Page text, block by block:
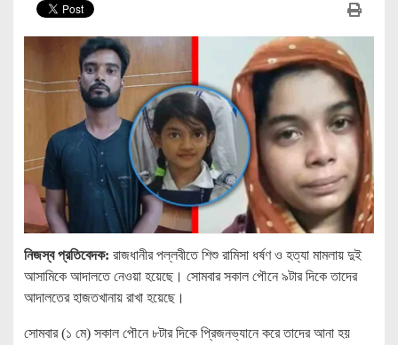
নিজস্ব প্রতিবেদক: রাজধানীর পল্লবীতে শিশু রামিসা ধর্ষণ ও হত্যা মামলায় দুই
আসামিকে আদালতে নেওয়া হয়েছে। সোমবার সকাল পৌনে ৯টার দিকে তাদের
আদালতের হাজতখানায় রাখা হয়েছে।
সোমবার (১ মে) সকাল পৌনে ৮টার দিকে প্রিজনভ্যানে করে তাদের আনা হয়